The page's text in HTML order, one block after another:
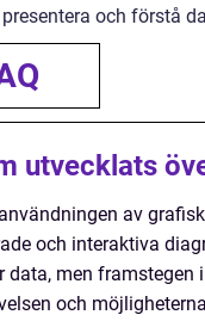
och förstå
utvecklats
av
och interaktiva
men framstegen
och